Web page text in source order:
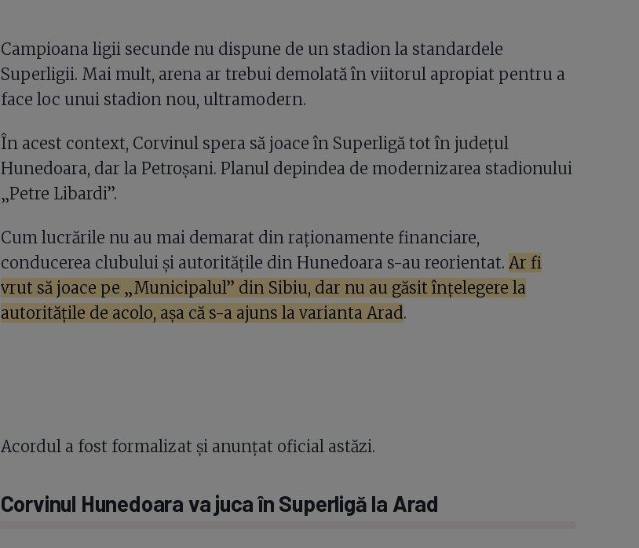
Campioana ligii secunde nu dispune de un stadion la standardele
Superligii. Mai mult, arena ar trebui demolată în viitorul apropiat pentru a
face loc unui stadion nou, ultramodern.
În acest context, Corvinul spera să joace în Superligă tot în județul
Hunedoara, dar la Petroșani. Planul depindea de modernizarea stadionului
„Petre Libardi”.
Cum lucrările nu au mai demarat din raționamente financiare,
conducerea clubului și autoritățile din Hunedoara s-au reorientat. Ar fi
vrut să joace pe „Municipalul” din Sibiu, dar nu au găsit înțelegere la
autoritățile de acolo, așa că s-a ajuns la varianta Arad .
Acordul a fost formalizat și anunțat oficial astăzi.
Corvinul Hunedoara va juca în Superligă la Arad